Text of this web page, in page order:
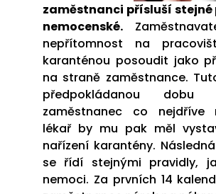
zaměstnanci přísluší stejné
nemocenské.
nepřítomnost na
karanténou posoudit jako
na straně zaměstnance.
předpokládanou
zaměstnanec co nejdříve
lékař by mu pak měl
nařízení karantény.
se řídí stejnými pravidly,
nemoci. Za prvních 14